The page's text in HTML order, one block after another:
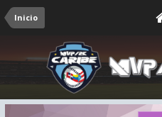
Inicio